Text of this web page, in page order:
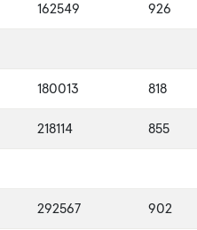
162549 926
180013 818
218114 855
292567 902